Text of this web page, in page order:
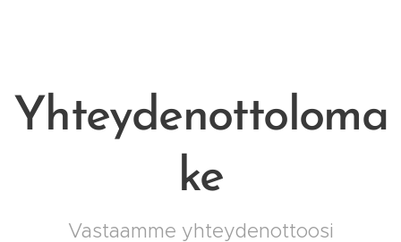
Yhteydenottoloma
ke
Vastaamme yhteydenottoosi